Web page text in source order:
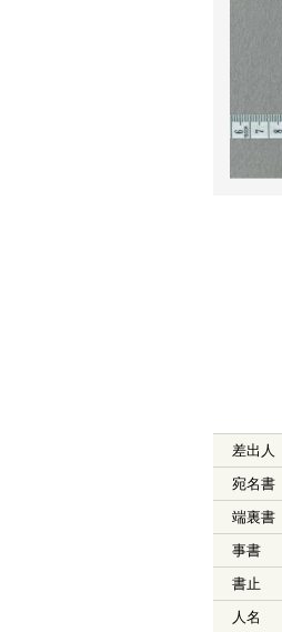
差出人
宛名書
端裏書
事書
書止
人名